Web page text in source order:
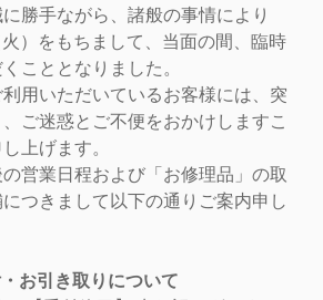
勝手ながら、 諸般の事情により
）をもちまして、 当面の間、臨時
こととなりました。
用いただいているお客様には、 突
ご迷惑とご不便をおかけしますこ
上げます。
営業日程および「お修理品」の取
つきまして以下の通りご案内申し
お引き取りについて